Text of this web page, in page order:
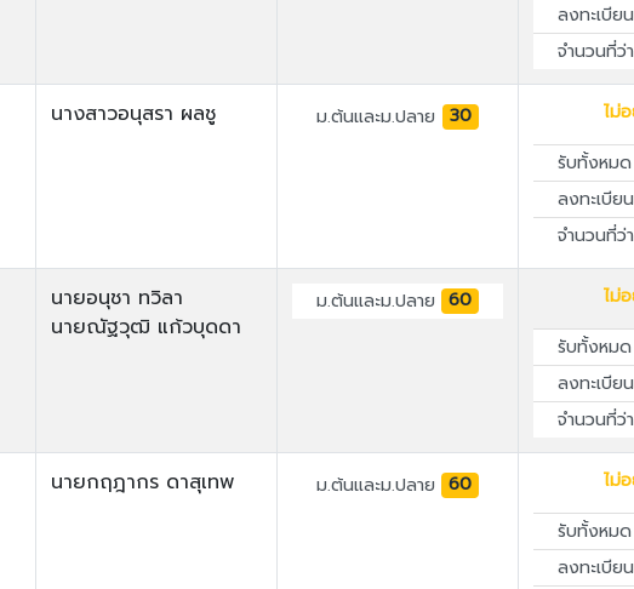
ลงทะเบีย
จำนวนที่ว่
นางสาวอนุสรา ผลชู ม.ต้นและม.ปลาย 30
ไม่
รับทั้งหมด
ลงทะเบีย
จำนวนที่ว่
นายอนุชา ทวิลา
นายณัฐวุฒิ แก้วบุดดา
ม.ต้นและม.ปลาย 60
ไม่
รับทั้งหมด
ลงทะเบีย
จำนวนที่ว่
นายกฤฎากร ดาสุเทพ ม.ต้นและม.ปลาย 60
ไม่
รับทั้งหมด
ลงทะเบีย